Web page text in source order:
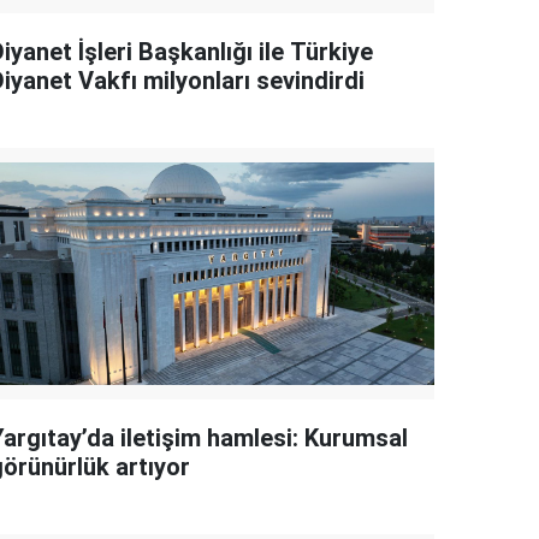
İşleri Başkanlığı ile Türkiye
Vakfı milyonları sevindirdi
iletişim hamlesi: Kurumsal
artıyor